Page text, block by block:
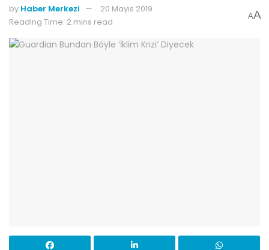
by Haber Merkezi
20 Mayıs 2019
Reading Time: 2 mins read
AA